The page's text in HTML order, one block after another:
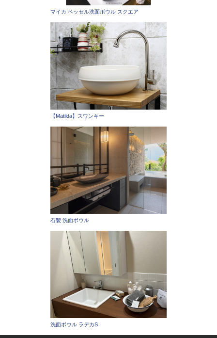
マイカ ベッセル洗面ボウル スクエア
【Matilda】スワンキー
石製 洗面ボウル
洗面ボウル ラデカS